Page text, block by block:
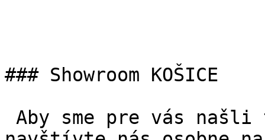
### Showroom KOŠICE